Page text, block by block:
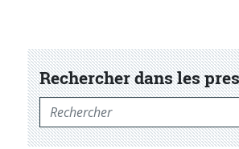
Rechercher dans les
Rechercher dans les prestations